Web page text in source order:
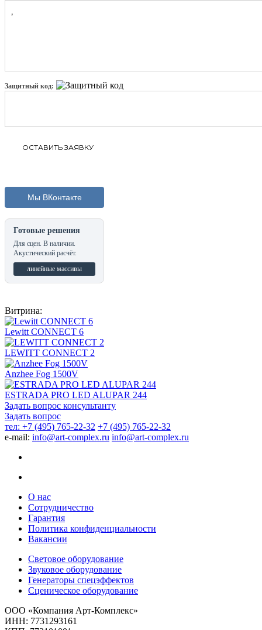
Защитный код:
Мы ВКонтакте
Готовые решения
Для сцен. В наличии.
Акустический расчёт.
линейные массивы
Витрина:
Lewitt CONNECT 6
LEWITT CONNECT 2
Anzhee Fog 1500V
ESTRADA PRO LED ALUPAR 244
Задать вопрос консультанту
Задать вопрос
тел: +7 (495) 765-22-32 +7 (495) 765-22-32
e-mail: info@art-complex.ru info@art-complex.ru
О нас
Сотрудничество
Гарантия
Политика конфиденциальности
Вакансии
Световое оборудование
Звуковое оборудование
Генераторы спецэффектов
Сценическое оборудование
ООО «Компания Арт-Комплекс»
ИНН: 7731293161